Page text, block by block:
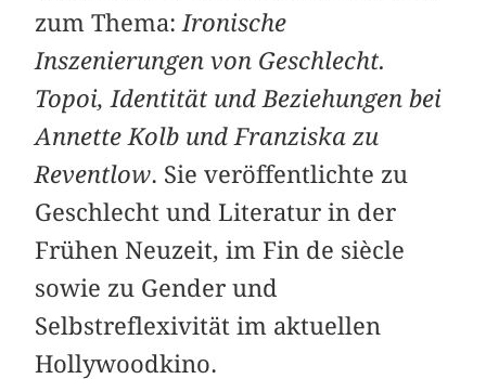
zum Thema: Ironische
Inszenierungen von Geschlecht.
Topoi, Identität und Beziehungen bei
Annette Kolb und Franziska zu
Reventlow. Sie veröffentlichte zu
Geschlecht und Literatur in der
Frühen Neuzeit, im Fin de siècle
sowie zu Gender und
Selbstreflexivität im aktuellen
Hollywoodkino.